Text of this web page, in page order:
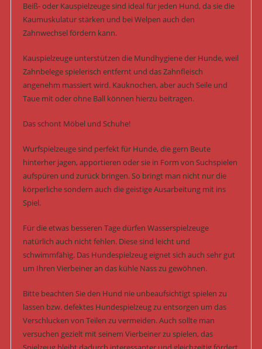
Beiß- oder Kauspielzeuge sind ideal für jeden Hund, da sie die
Kaumuskulatur stärken und bei Welpen auch den
Zahnwechsel fördern kann.
Kauspielzeuge unterstützen die Mundhygiene der Hunde, weil
Zahnbelege spielerisch entfernt und das Zahnfleisch
angenehm massiert wird. Kauknochen, aber auch Seile und
Taue mit oder ohne Ball können hierzu beitragen.
Das schont Möbel und Schuhe!
Wurfspielzeuge sind perfekt für Hunde, die gern Beute
hinterher jagen, apportieren oder sie in Form von Suchspielen
aufspüren und zurück bringen. So bringt man nicht nur die
körperliche sondern auch die geistige Ausarbeitung mit ins
Spiel.
Für die etwas besseren Tage dürfen Wasserspielzeuge
natürlich auch nicht fehlen. Diese sind leicht und
schwimmfähig. Das Hundespielzeug eignet sich auch sehr gut
um Ihren Vierbeiner an das kühle Nass zu gewöhnen.
Bitte beachten Sie den Hund nie unbeaufsichtigt spielen zu
lassen bzw. defektes Hundespielzeug zu entsorgen um das
Verschlucken von Teilen zu vermeiden. Auch sollte man
versuchen gezielt mit seinem Vierbeiner zu spielen, das